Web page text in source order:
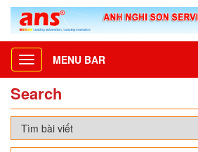
Toggle
navigation
MENU BAR
Search